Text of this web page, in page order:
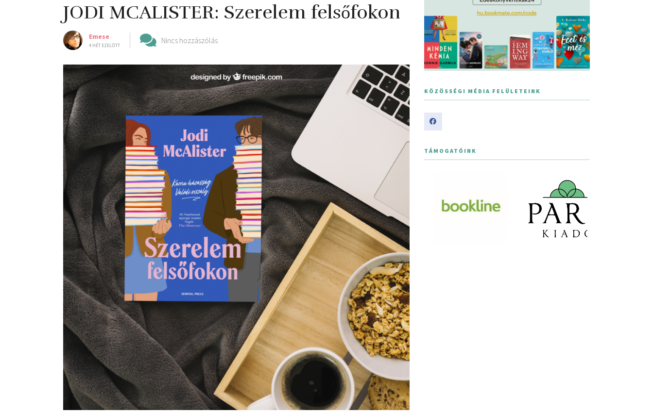
JODI MCALISTER: Szerelem felsőfokon
Emese
4 HÉT EZELŐTT
Nincs hozzászólás
KÖZÖSSÉGI MÉDIA FELÜLETEINK
TÁMOGATÓINK